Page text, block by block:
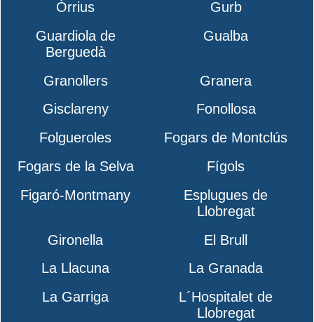
Òrrius
Gurb
Guardiola de
Berguedà
Gualba
Granollers
Granera
Gisclareny
Fonollosa
Folgueroles
Fogars de Montclús
Fogars de la Selva
Fígols
Figaró-Montmany
Esplugues de
Llobregat
Gironella
El Brull
La Llacuna
La Granada
La Garriga
L´Hospitalet de
Llobregat